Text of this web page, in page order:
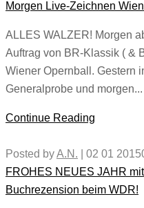
Morgen Live-Zeichnen
ALLES WALZER! Morgen
Auftrag von BR-Klassik ( &
Wiener Opernball. Gestern
Generalprobe und morgen...
Continue Reading
Posted byA.N. 02 01 2015
FROHES NEUES JAHR
Buchrezension beim WDR!